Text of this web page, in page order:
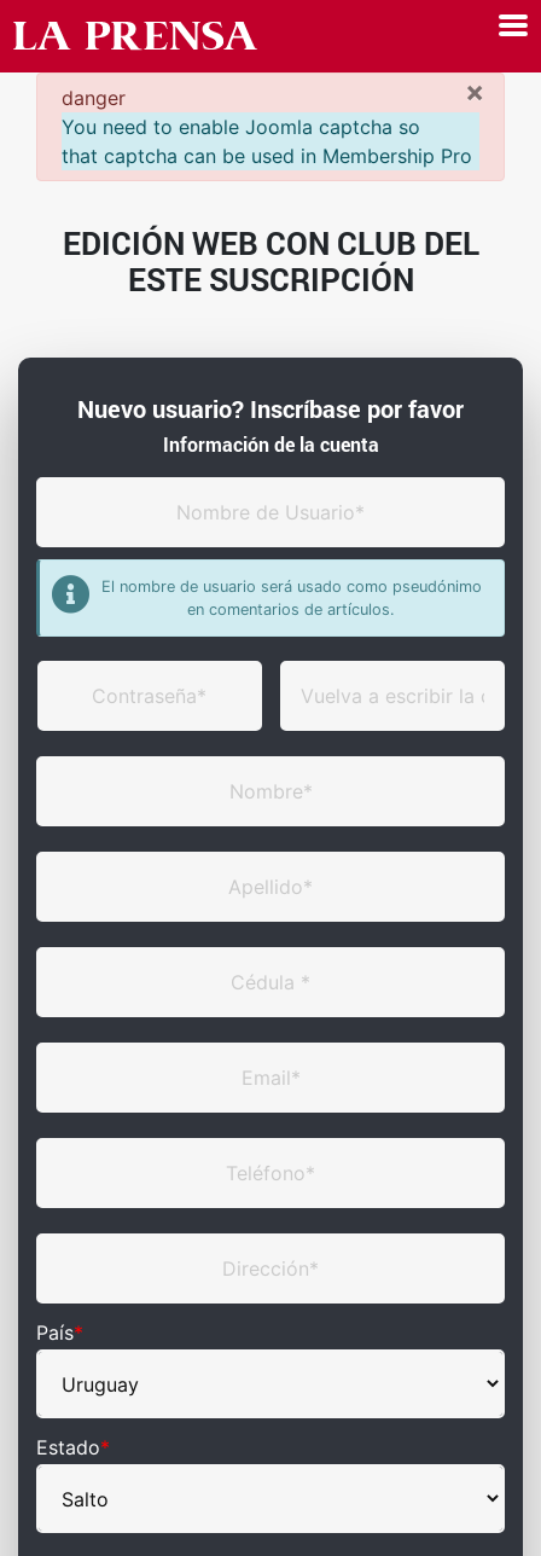
×
danger
You need to enable Joomla captcha so
that captcha can be used in Membership Pro
EDICIÓN WEB CON CLUB DEL
ESTE SUSCRIPCIÓN
Nuevo usuario? Inscríbase por favor
Información de la cuenta
El nombre de usuario será usado como pseudónimo
en comentarios de artículos.
País*
Estado*